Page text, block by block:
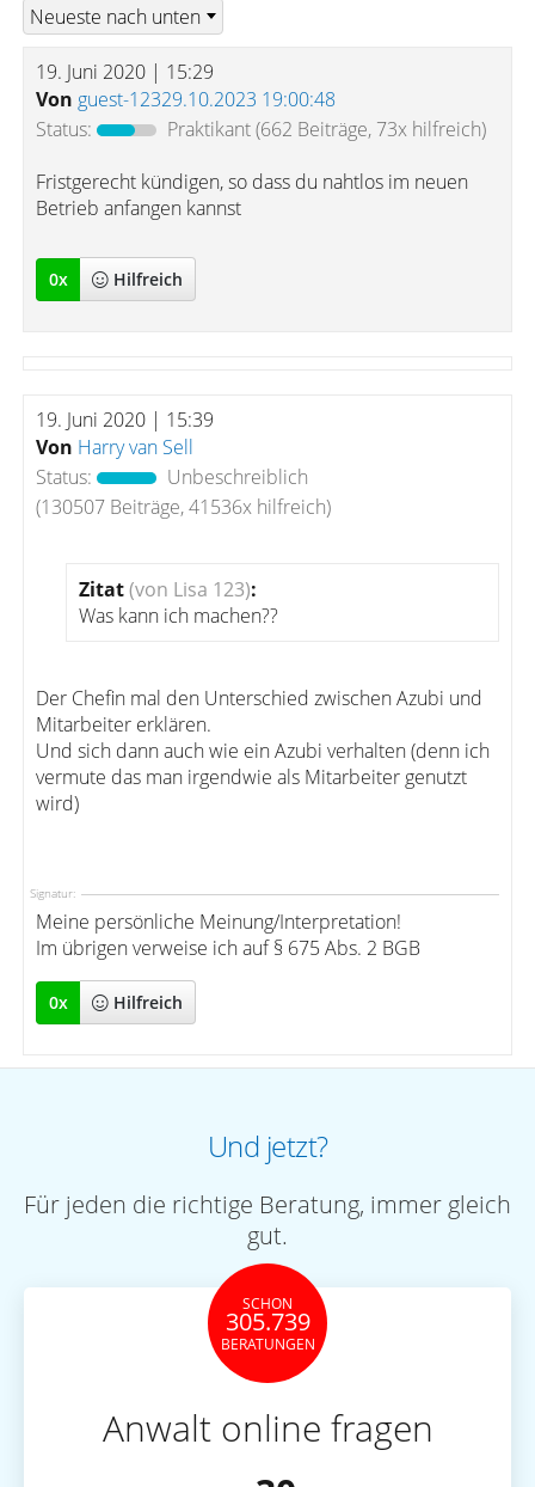
19. Juni 2020 | 15:29
Von guest-12329.10.2023 19:00:48
Status:
Praktikant(662 Beiträge, 73x hilfreich)
Fristgerecht kündigen, so dass du nahtlos im neuen
Betrieb anfangen kannst
0x Hilfreich
19. Juni 2020 | 15:39
Von Harry van Sell
Status:
Unbeschreiblich
(130507 Beiträge, 41536x hilfreich)
Zitat(von Lisa 123):
Was kann ich machen??
Der Chefin mal den Unterschied zwischen Azubi und
Mitarbeiter erklären.
Und sich dann auch wie ein Azubi verhalten (denn ich
vermute das man irgendwie als Mitarbeiter genutzt
wird)
Signatur:
Meine persönliche Meinung/Interpretation!
Im übrigen verweise ich auf § 675 Abs. 2 BGB
0x Hilfreich
Und jetzt?
Für jeden die richtige Beratung, immer gleich
gut.
SCHON
305.739
BERATUNGEN
Anwalt online fragen